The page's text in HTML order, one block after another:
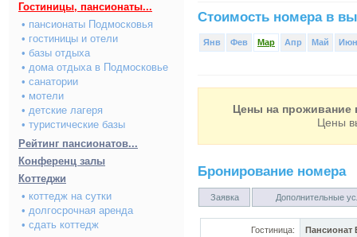
Гостиницы, пансионаты...
• пансионаты Подмосковья
• гостиницы и отели
• базы отдыха
• дома отдыха в Подмосковье
• санатории
• мотели
• детские лагеря
• туристические базы
Рейтинг пансионатов...
Конференц залы
Коттеджи
• коттедж на сутки
• долгосрочная аренда
• сдать коттедж
Стоимость номера в
Янв Фев Мар Апр Май Июн
Цены на проживание
Цены
Бронирование номера
Заявка Дополнительные
Гостиница: Пансионат